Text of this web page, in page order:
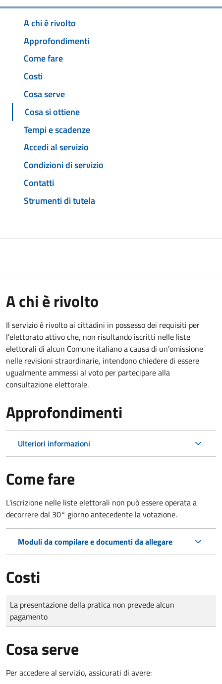
A chi è rivolto
Approfondimenti
Come fare
Costi
Cosa serve
Cosa si ottiene
Tempi e scadenze
Accedi al servizio
Condizioni di servizio
Contatti
Strumenti di tutela
A chi è rivolto
Il servizio è rivolto ai cittadini in possesso dei requisiti per
l'elettorato attivo che, non risultando iscritti nelle liste
elettorali di alcun Comune italiano a causa di un'omissione
nelle revisioni straordinarie, intendono chiedere di essere
ugualmente ammessi al voto per partecipare alla
consultazione elettorale.
Approfondimenti
Ulteriori informazioni
Come fare
L'iscrizione nelle liste elettorali non può essere operata a
decorrere dal 30° giorno antecedente la votazione.
Moduli da compilare e documenti da allegare
Costi
Tipo di pagamento
Importo
La presentazione della pratica non prevede alcun
pagamento
Cosa serve
Per accedere al servizio, assicurati di avere: